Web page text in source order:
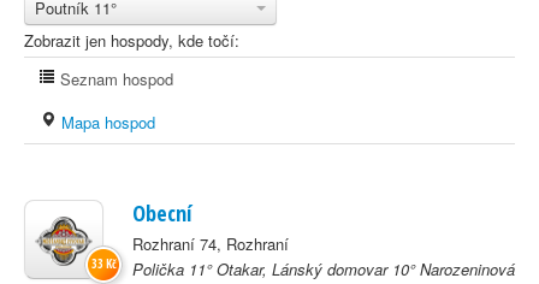
Poutník 11°
Zobrazit jen hospody, kde točí:
Seznam hospod
Mapa hospod
Obecní
Rozhraní 74, Rozhraní
Polička 11° Otakar, Lánský domovar 10° Narozeninová
33 Kč